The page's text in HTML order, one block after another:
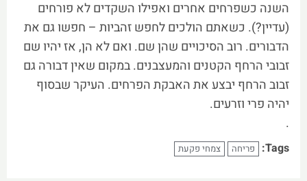
השנה כשפרחים אחרים ואפילו השקדים לא פורחים
(עדיין?). כשאתם הולכים לחפש זהביות – חפשו גם את
הדבורים. רוב הסיכויים שהן שם. ואם לא הן, אז יהיו שם
זבובי הרחף הקטנים והמעצבנים. במקום שאין דבורה גם
זבוב הרחף יבצע את האבקת הפרחים. העיקר שבסוף
יהיה פרי וזרעים.
.
Tags: פריחה צמחי פקעת